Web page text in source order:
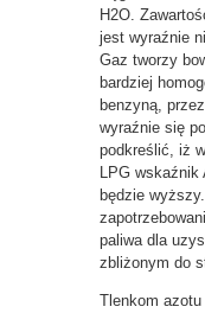
H2O.
jest wyraźnie
Gaz tworzy
bardziej
benzyną,
wyraźnie się
podkreślić, iż
LPG wskaźnik
będzie
paliwa dla
zbliżonym do
Tlenkom